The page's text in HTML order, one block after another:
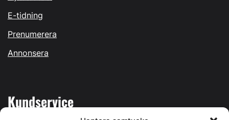
E-tidning
Prenumerera
Annonsera
Kundservice